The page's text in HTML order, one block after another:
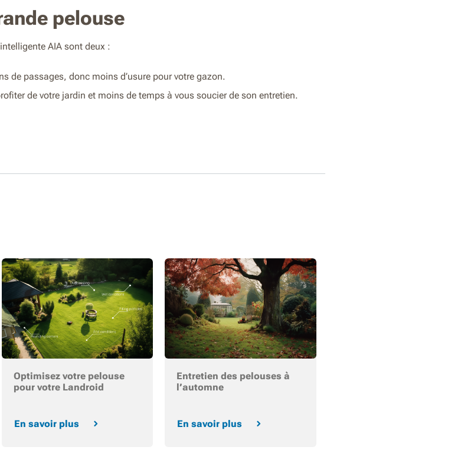
pelouse
AIA sont deux :
de passages, donc moins d’usure pour votre gazon.
de votre jardin et moins de temps à vous soucier de son entretien.
Optimisez votre pelouse
pour votre Landroid
En savoir plus
Entretien des pelouses à
l’automne
En savoir plus